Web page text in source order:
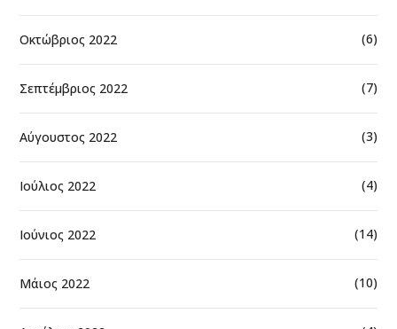
Οκτώβριος 2022 (6)
Σεπτέμβριος 2022 (7)
Αύγουστος 2022 (3)
Ιούλιος 2022 (4)
Ιούνιος 2022 (14)
Μάιος 2022 (10)